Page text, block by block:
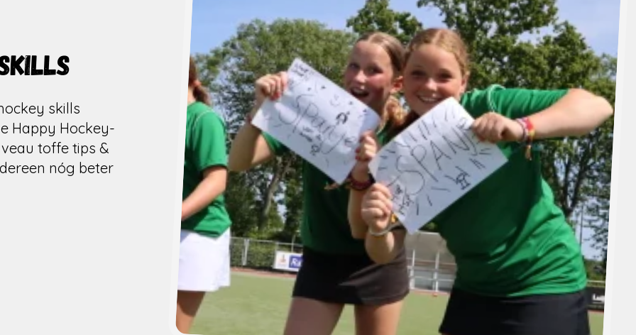
skills
Happy Hockey-
toffe tips &
nóg beter